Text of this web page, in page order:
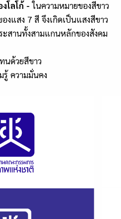
โลโก้ - ในความหมายของสีขาว
งแสง 7 สี จึงเกิดเป็นแสงสีขาว
ะสานทั้งสามแกนหลักของสังคม
นด้วยสีขาว
ความมั่นคง